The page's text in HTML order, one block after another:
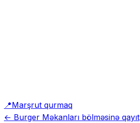
📍Marşrut qurmaq
← Burger Məkanları bölməsinə qayıt